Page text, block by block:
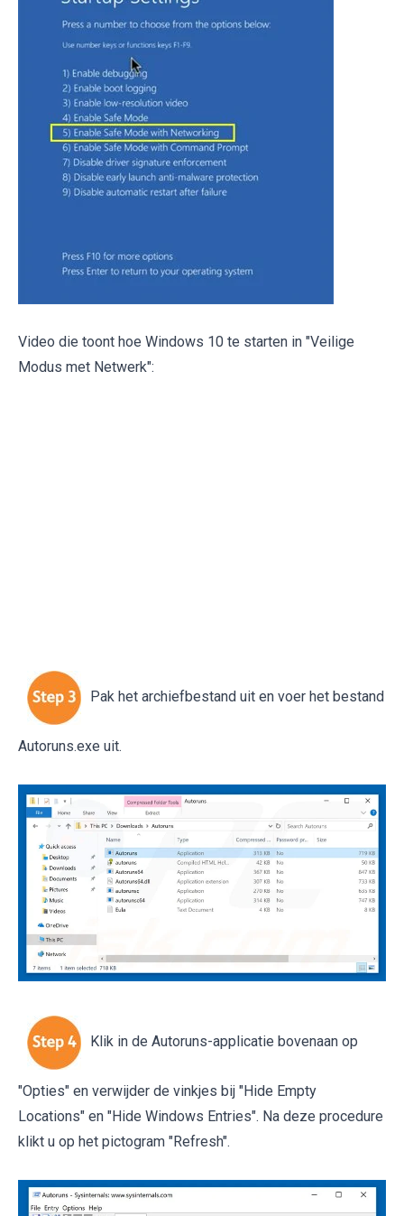
Video die toont hoe Windows 10 te starten in "Veilige
Modus met Netwerk":
Pak het archiefbestand uit en voer het bestand
Autoruns.exe uit.
Klik in de Autoruns-applicatie bovenaan op
"Opties" en verwijder de vinkjes bij "Hide Empty
Locations" en "Hide Windows Entries". Na deze procedure
klikt u op het pictogram "Refresh".